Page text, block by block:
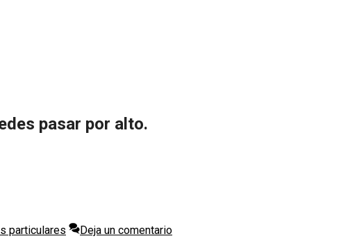
pasar por alto.
particulares Deja un comentario